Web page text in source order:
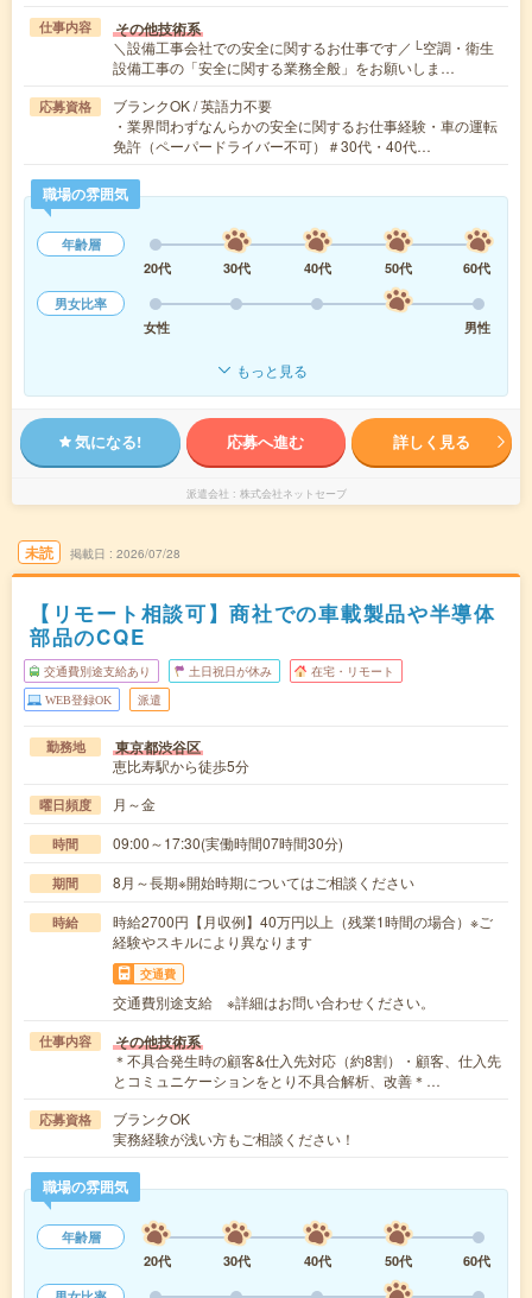
仕事内容 その他技術系
＼設備工事会社での安全に関するお仕事です／└空調・衛生
設備工事の「安全に関する業務全般」をお願いしま…
応募資格
ブランクOK / 英語力不要
・業界問わずなんらかの安全に関するお仕事経験・車の運転
免許（ペーパードライバー不可）＃30代・40代…
職場の雰囲気
年齢層
20代
30代 40代 50代
60代
男女比率
女性
男性
もっと見る
気になる! 応募へ進む 詳しく見る
派遣会社 株式会社ネットセーブ
未読 掲載日 2026/07/28
【リモート相談可】商社での車載製品や半導体
部品のCQE
交通費別途支給あり 土日祝日が休み 在宅・リモート
WEB登録OK 派遣
勤務地 東京都渋谷区
恵比寿駅から徒歩5分
曜日頻度 月～金
時間 09:00～17:30(実働時間07時間30分)
期間 8月～長期※開始時期についてはご相談ください
時給
時給2700円【月収例】40万円以上（残業1時間の場合）※ご
経験やスキルにより異なります
交通費
交通費別途支給 ※詳細はお問い合わせください。
仕事内容 その他技術系
＊不具合発生時の顧客&仕入先対応（約8割）・顧客、仕入先
とコミュニケーションをとり不具合解析、改善＊…
応募資格
ブランクOK
実務経験が浅い方もご相談ください！
職場の雰囲気
年齢層
20代
30代 40代 50代
60代